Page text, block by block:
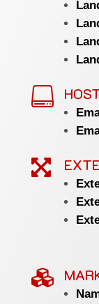


